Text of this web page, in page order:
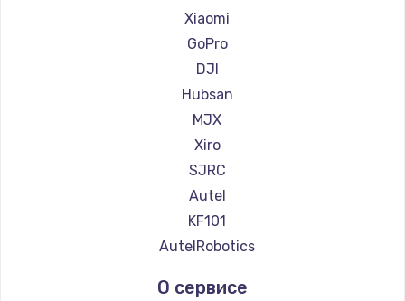
Замена регулятора режимов конфорки
Заказать
Замена сенсорного датчика
Заказать
Xiaomi
GoPro
DJI
Hubsan
MJX
Xiro
SJRC
Autel
KF101
AutelRobotics
О сервисе